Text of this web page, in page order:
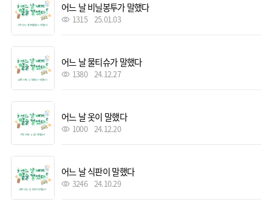
어느 날 비닐봉투가 말했다
1315 25.01.03
어느 날 물티슈가 말했다
1380 24.12.27
어느 날 옷이 말했다
1000 24.12.20
어느 날 식판이 말했다
3246 24.10.29